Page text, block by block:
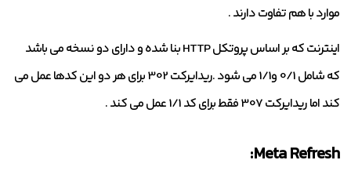
موارد با هم تفاوت دارند .
اینترنت که بر اساس پروتکل HTTP بنا شده و دارای دو نسخه می باشد
که شامل 0/1 و1/1 می شود .ریدایرکت 302 برای هر دو این کدها عمل می
کند اما ریدایرکت 307 فقط برای کد 1/1 عمل می کند .
Meta Refresh: